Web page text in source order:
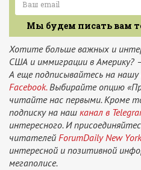
Мы будем писать вам
Хотите больше важных и
США и иммиграции в Америку?
А еще подписывайтесь на нашу
Facebook.Выбирайте опцию
читайте нас первыми. Кроме
подписку на наш канал в
интересного. И
читателей ForumDaily New York
интересной и позитивной
мегаполисе.